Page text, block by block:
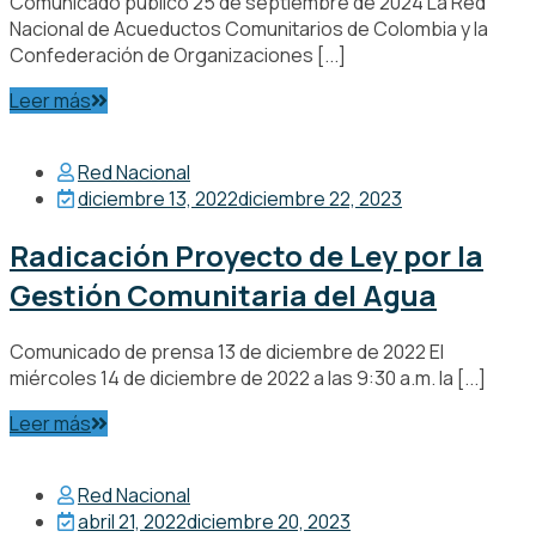
Nacional de Acueductos Comunitarios de Colombia y la
Confederación de Organizaciones [...]
Leer más
Red Nacional
diciembre 13, 2022diciembre 22, 2023
Radicación Proyecto de Ley por la
Gestión Comunitaria del Agua
Comunicado de prensa 13 de diciembre de 2022 El
miércoles 14 de diciembre de 2022 a las 9:30 a.m. la [...]
Leer más
Red Nacional
abril 21, 2022diciembre 20, 2023